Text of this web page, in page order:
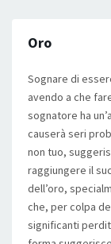
Oro
Sognare di
avendo a che
sognatore ha
causerà seri
non tuo,
raggiungere il
dell’oro,
che, per colpa
significanti